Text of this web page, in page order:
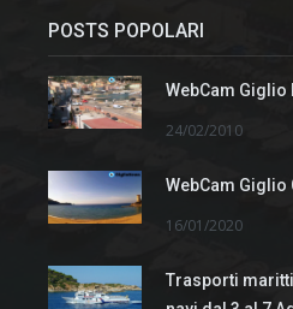
POSTS POPOLARI
WebCam Giglio
24/02/2010
WebCam Giglio
16/01/2020
Trasporti